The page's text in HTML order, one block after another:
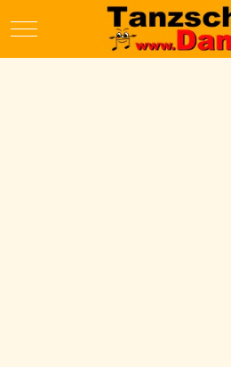
Mobile Menu Toggle